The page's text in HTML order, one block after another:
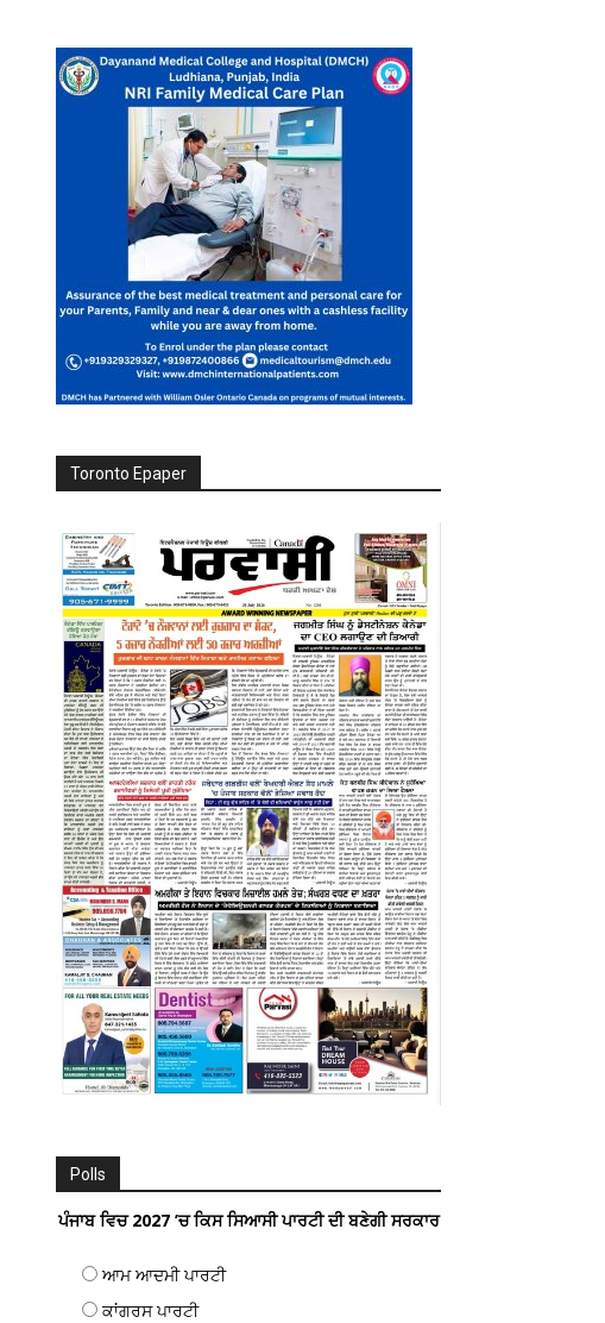
Toronto Epaper
Polls
ਪੰਜਾਬ ਵਿਚ 2027 ’ਚ ਕਿਸ ਸਿਆਸੀ ਪਾਰਟੀ ਦੀ ਬਣੇਗੀ ਸਰਕਾਰ
ਆਮ ਆਦਮੀ ਪਾਰਟੀ
ਕਾਂਗਰਸ ਪਾਰਟੀ